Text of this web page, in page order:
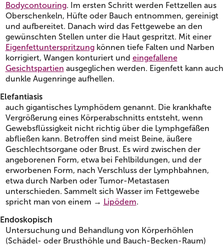
Bodycontouring. Im ersten Schritt werden Fettzellen aus
Oberschenkeln, Hüfte oder Bauch entnommen, gereinigt
und aufbereitet. Danach wird das Fettgewebe an den
gewünschten Stellen unter die Haut gespritzt. Mit einer
Eigenfettunterspritzungkönnen tiefe Falten und Narben
korrigiert, Wangen konturiert und eingefallene
Gesichtspartien ausgeglichen werden. Eigenfett kann auch
dunkle Augenringe aufhellen.
Elefantiasis
auch gigantisches Lymphödem genannt. Die krankhafte
Vergrößerung eines Körperabschnitts entsteht, wenn
Gewebsflüssigkeit nicht richtig über die Lymphgefäßen
abfließen kann. Betroffen sind meist Beine, äußere
Geschlechtsorgane oder Brust. Es wird zwischen der
angeborenen Form, etwa bei Fehlbildungen, und der
erworbenen Form, nach Verschluss der Lymphbahnen,
etwa durch Narben oder Tumor-Metastasen
unterschieden. Sammelt sich Wasser im Fettgewebe
spricht man von einem → Lipödem.
Endoskopisch
Untersuchung und Behandlung von Körperhöhlen
(Schädel- oder Brusthöhle und Bauch-Becken-Raum)